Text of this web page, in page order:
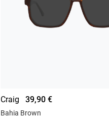
Craig 39,90 €
Bahia Brown